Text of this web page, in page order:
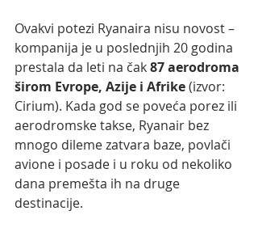
Ovakvi potezi Ryanaira nisu novost –
kompanija je u poslednjih 20 godina
prestala da leti na čak 87 aerodroma
širom Evrope, Azije i Afrike (izvor:
Cirium). Kada god se poveća porez ili
aerodromske takse, Ryanair bez
mnogo dileme zatvara baze, povlači
avione i posade i u roku od nekoliko
dana premešta ih na druge
destinacije.